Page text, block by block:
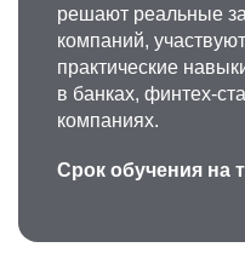
решают реальные
компаний,
практические
в банках,
компаниях.
Срок обучения на